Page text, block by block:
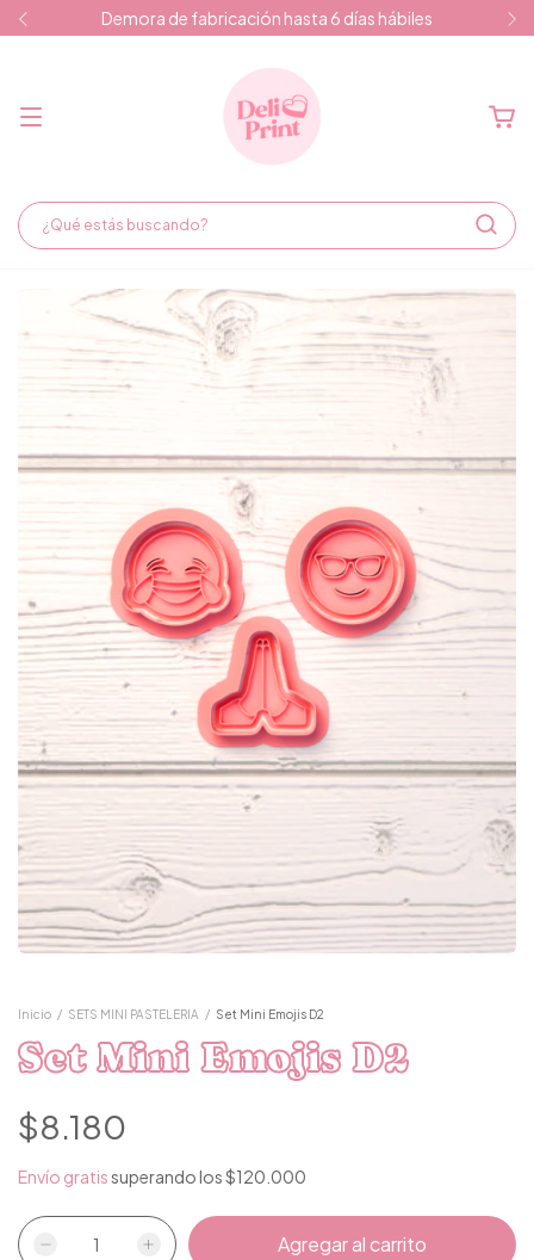
Demora de fabricación hasta 6 días hábiles
Inicio / SETS MINI PASTELERIA / Set Mini Emojis D2
Set Mini Emojis D2
$8.180
Envío gratissuperando los$120.000